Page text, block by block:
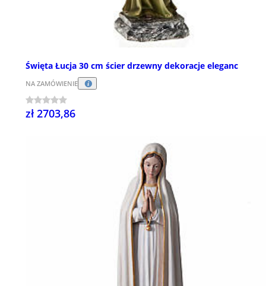
Święta Łucja 30 cm ścier drzewny dekoracje eleganc
NA ZAMÓWIENIE
zł 2703,86